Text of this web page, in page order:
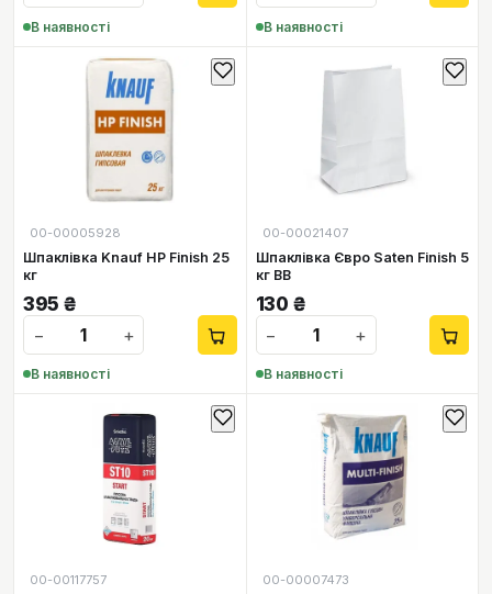
В наявності В наявності
00-00005928
Шпаклівка Knauf НР Finish 25
кг
395 ₴
−
+
В наявності
00-00021407
Шпаклівка Євро Saten Finish 5
кг ВВ
130 ₴
−
+
В наявності
00-00117757 00-00007473